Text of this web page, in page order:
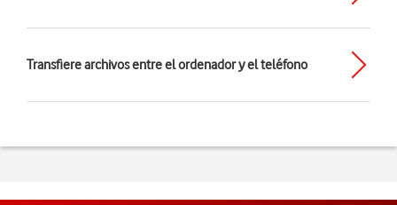
Transfiere archivos entre el ordenador y el teléfono